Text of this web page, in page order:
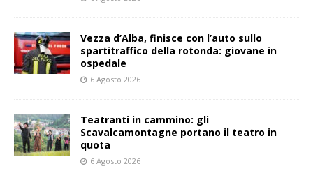
Vezza d’Alba, finisce con l’auto sullo
spartitraffico della rotonda: giovane in
ospedale
6 Agosto 2026
Teatranti in cammino: gli
Scavalcamontagne portano il teatro in
quota
6 Agosto 2026